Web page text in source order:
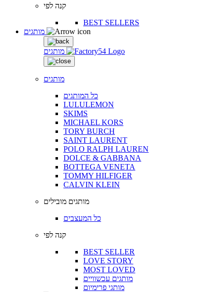
קנה לפי
BEST SELLERS
מותגים
מותגים
כל המותגים
LULULEMON
SKIMS
MICHAEL KORS
TORY BURCH
SAINT LAURENT
POLO RALPH LAUREN
DOLCE & GABBANA
BOTTEGA VENETA
TOMMY HILFIGER
CALVIN KLEIN
מותגים מובילים
כל המעצבים
קנה לפי
BEST SELLER
LOVE STORY
MOST LOVED
מותגים עכשוויים
מותגי פרימיום